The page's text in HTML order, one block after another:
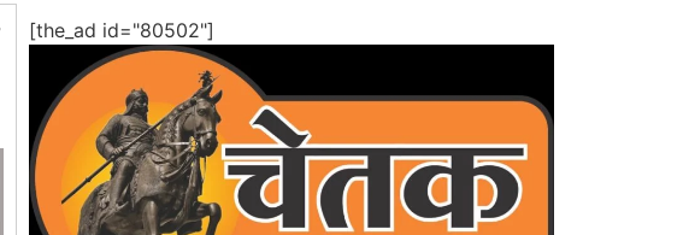
[the_ad id="80502"]